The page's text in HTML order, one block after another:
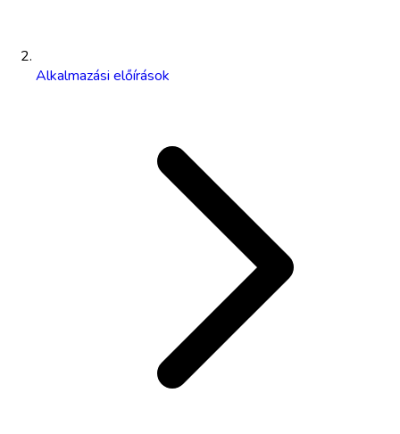
Alkalmazási előírások